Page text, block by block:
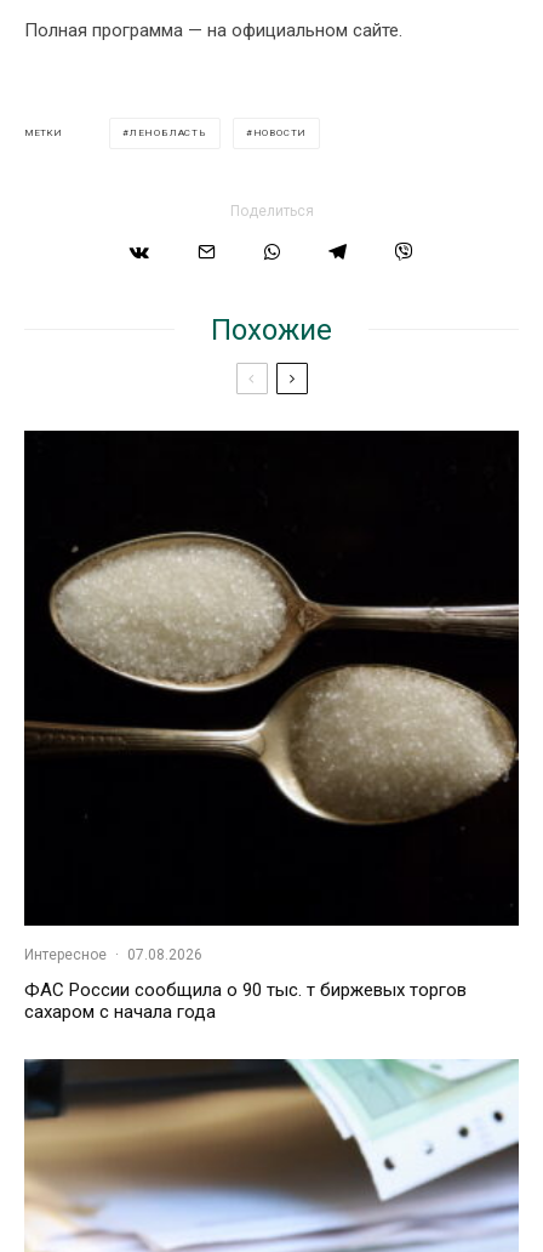
Полная программа — на официальном сайте.
МЕТКИ ЛЕНОБЛАСТЬ НОВОСТИ
Поделиться
Похожие
Интересное · 07.08.2026
ФАС России сообщила о 90 тыс. т биржевых торгов
сахаром с начала года